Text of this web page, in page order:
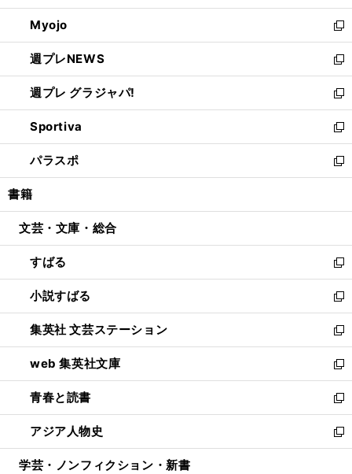
開
く
ウ
で
開
く
ン
ド
ウ
で
開
く
ウ
ィ
ン
ド
ウ
で
開
く
Myojo
新
し
い
ウ
ィ
ン
ド
ウ
で
開
週プレNEWS
新
し
い
ウ
ィ
ン
ド
ウ
開
週プレ グラジャパ!
新
し
い
ウ
ィ
ン
ウ
開
く
Sportiva
新
し
い
ウ
ン
ウ
で
開
く
パラスポ
新
し
ウ
ン
ド
ウ
で
開
く
書籍
文芸・文庫・総合
すばる
新
し
い
ウ
ィ
ン
ド
ウ
で
開
く
小説すばる
新
し
い
ウ
ィ
ン
ド
ウ
で
開
集英社 文芸ステーション
新
し
い
ウ
ィ
ン
ド
ウ
web 集英社文庫
新
し
い
ウ
ィ
ン
青春と読書
新
し
い
ウ
アジア人物史
新
し
学芸・ノンフィクション・新書